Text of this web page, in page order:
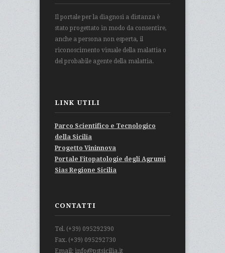
Il portale per la diagnosi a distanza è
stato progettato in modo da consentire,
anche a persona non esperta, il
riconoscimento visuale della malattia o
del probabile agente della malattia.
LINK UTILI
Parco Scientifico e Tecnologico
della Sicilia
Progetto Vininnova
Portale Fitopatologie degli Agrumi
Sias Regione Sicilia
CONTATTI
Tel. (+39) 095292390
Fax. (+39) 095292730
Email: info@pstsicilia.it